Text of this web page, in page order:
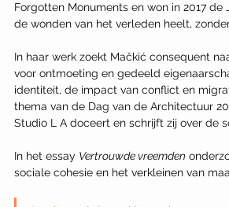
Forgotten Monuments en won in 2017
de wonden van het verleden heelt,
In haar werk zoekt Mačkić consequent
voor ontmoeting en gedeeld
identiteit, de impact van conflict en
thema van de Dag van de Architectuur
Studio L A doceert en schrijft zij over de
In het essay Vertrouwde vreemden
sociale cohesie en het verkleinen van